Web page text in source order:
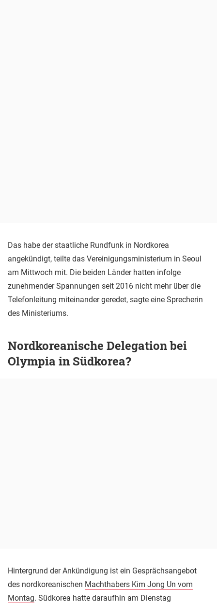
Das habe der staatliche Rundfunk in Nordkorea
angekündigt, teilte das Vereinigungsministerium in Seoul
am Mittwoch mit. Die beiden Länder hatten infolge
zunehmender Spannungen seit 2016 nicht mehr über die
Telefonleitung miteinander geredet, sagte eine Sprecherin
des Ministeriums.
Nordkoreanische Delegation bei
Olympia in Südkorea?
Hintergrund der Ankündigung ist ein Gesprächsangebot
des nordkoreanischen Machthabers Kim Jong Un vom
Montag. Südkorea hatte daraufhin am Dienstag